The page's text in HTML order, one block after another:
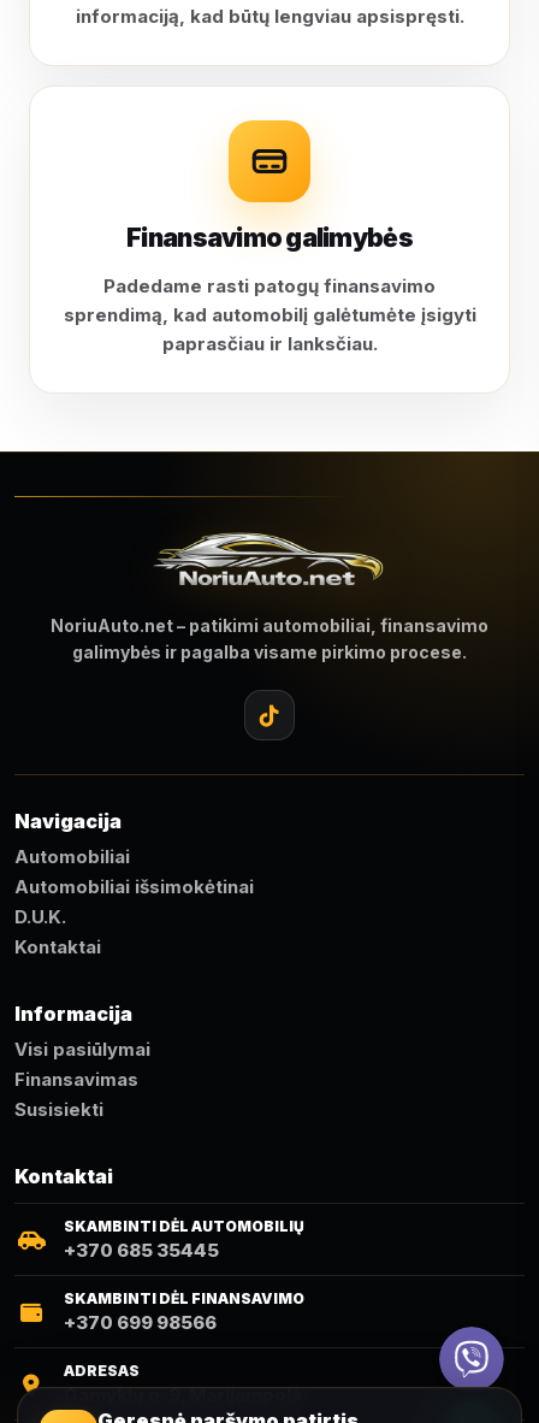
informaciją, kad būtų lengviau apsispręsti.
Finansavimo galimybės
Padedame rasti patogų finansavimo
sprendimą, kad automobilį galėtumėte įsigyti
paprasčiau ir lanksčiau.
NoriuAuto.net – patikimi automobiliai, finansavimo
galimybės ir pagalba visame pirkimo procese.
Navigacija
Automobiliai
Automobiliai išsimokėtinai
D.U.K.
Kontaktai
Informacija
Visi pasiūlymai
Finansavimas
Susisiekti
Kontaktai
SKAMBINTI DĖL AUTOMOBILIŲ
+370 685 35445
SKAMBINTI DĖL FINANSAVIMO
+370 699 98566
ADRESAS
Gamyklų g. 9, Marijampolė
Viber
Telefonas